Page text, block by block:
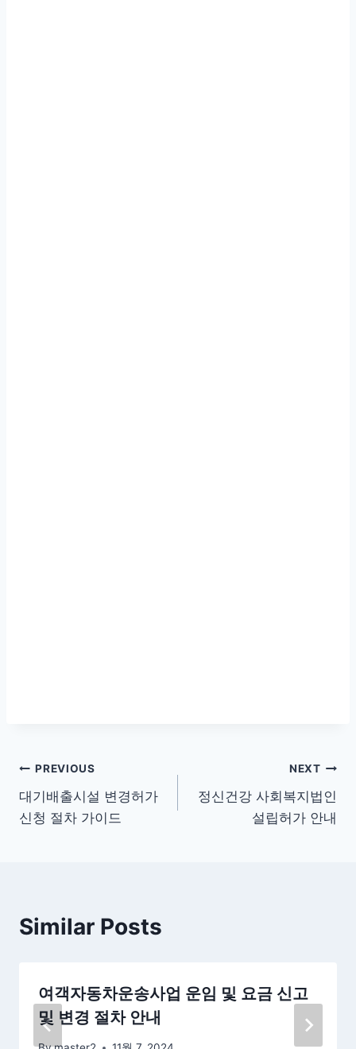
글
탐
PREVIOUS
대기배출시설 변경허가
신청 절차 가이드
NEXT
정신건강 사회복지법인
설립허가 안내
Similar Posts
여객자동차운송사업 운임 및 요금 신고
및 변경 절차 안내